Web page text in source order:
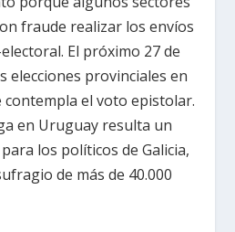
fraude realizar los envíos
El próximo 27 de
elecciones provinciales en
contempla el voto epistolar.
en Uruguay resulta un
los políticos de Galicia,
de más de 40.000